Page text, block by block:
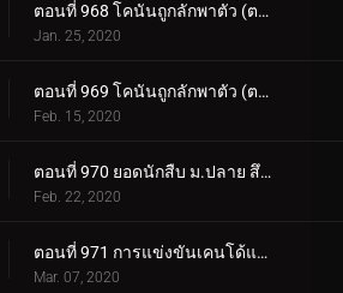
ตอนที่ 968 โคนันถูกลักพาตัว (ตอนแรก)
Jan. 25, 2020
ตอนที่ 969 โคนันถูกลักพาตัว (ตอนจบ)
Feb. 15, 2020
ตอนที่ 970 ยอดนักสืบ ม.ปลาย สึซึกิ โซโนโกะ
Feb. 22, 2020
ตอนที่ 971 การแข่งขันเคนโด้แห่งความรักและปริศนา (ตอนแรก)
Mar. 07, 2020